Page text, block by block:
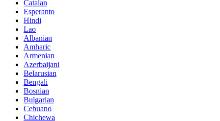
Catalan
Esperanto
Hindi
Lao
Albanian
Amharic
Armenian
Azerbaijani
Belarusian
Bengali
Bosnian
Bulgarian
Cebuano
Chichewa